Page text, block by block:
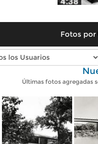
Fotos por
Fotos antiguas de
Últimas fotos agregadas